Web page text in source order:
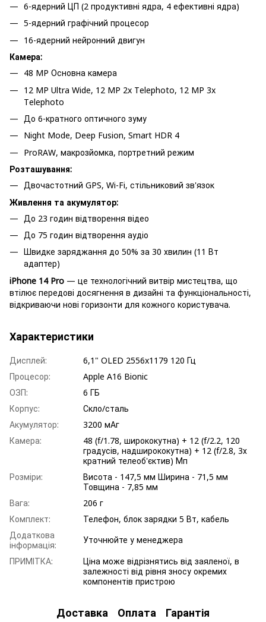
6-ядерний ЦП (2 продуктивні ядра, 4 ефективні ядра)
5-ядерний графічний процесор
16-ядерний нейронний двигун
Камера:
48 MP Основна камера
12 MP Ultra Wide, 12 MP 2x Telephoto, 12 MP 3x
Telephoto
До 6-кратного оптичного зуму
Night Mode, Deep Fusion, Smart HDR 4
ProRAW, макрозйомка, портретний режим
Розташування:
Двочастотний GPS, Wi-Fi, стільниковий зв'язок
Живлення та акумулятор:
До 23 годин відтворення відео
До 75 годин відтворення аудіо
Швидке заряджання до 50% за 30 хвилин (11 Вт
адаптер)
iPhone 14 Pro — це технологічний витвір мистецтва, що
втілює передові досягнення в дизайні та функціональності,
відкриваючи нові горизонти для кожного користувача.
Характеристики
Дисплей:
6,1" OLED 2556x1179 120 Гц
Процесор:
Apple A16 Bionic
ОЗП:
6 ГБ
Корпус:
Скло/сталь
Акумулятор:
3200 мАг
Камера:
48 (f/1.78, ширококутна) + 12 (f/2.2, 120
градусів, надширококутна) + 12 (f/2.8, 3х
кратний телеоб'єктив) Мп
Розміри:
Висота - 147,5 мм Ширина - 71,5 мм
Товщина - 7,85 мм
Вага:
206 г
Комплект:
Телефон, блок зарядки 5 Вт, кабель
Додаткова
інформація:
Уточнюйте у менеджера
ПРИМІТКА:
Ціна може відрізнятись від заяленої, в
залежності від рівня зносу окремих
компонентів пристрою
Доставка Оплата Гарантія